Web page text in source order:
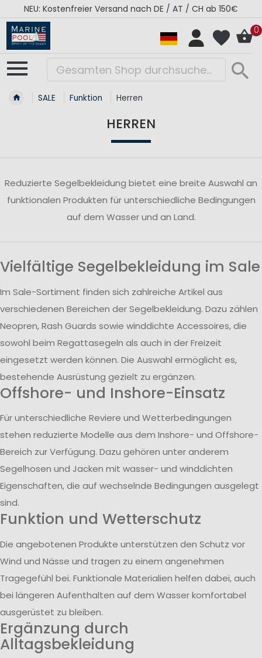
NEU: Kostenfreier Versand nach DE / AT / CH ab 150€
0
SALE Funktion Herren
HERREN
Reduzierte Segelbekleidung bietet eine breite Auswahl an
funktionalen Produkten für unterschiedliche Bedingungen
auf dem Wasser und an Land.
Vielfältige Segelbekleidung im Sale
Im Sale-Sortiment finden sich zahlreiche Artikel aus
verschiedenen Bereichen der Segelbekleidung. Dazu zählen
Neopren, Rash Guards sowie winddichte Accessoires, die
sowohl beim Regattasegeln als auch in der Freizeit
eingesetzt werden können. Die Auswahl ermöglicht es,
bestehende Ausrüstung gezielt zu ergänzen.
Offshore- und Inshore-Einsatz
Für unterschiedliche Reviere und Wetterbedingungen
stehen reduzierte Modelle aus dem Inshore- und Offshore-
Bereich zur Verfügung. Dazu gehören unter anderem
Segelhosen und Jacken mit wasser- und winddichten
Eigenschaften, die auf wechselnde Bedingungen ausgelegt
sind.
Funktion und Wetterschutz
Die angebotenen Produkte unterstützen den Schutz vor
Wind und Nässe und tragen zu einem angenehmen
Tragegefühl bei. Funktionale Materialien helfen dabei, auch
bei längeren Aufenthalten auf dem Wasser komfortabel
ausgerüstet zu bleiben.
Ergänzung durch
Alltagsbekleidung